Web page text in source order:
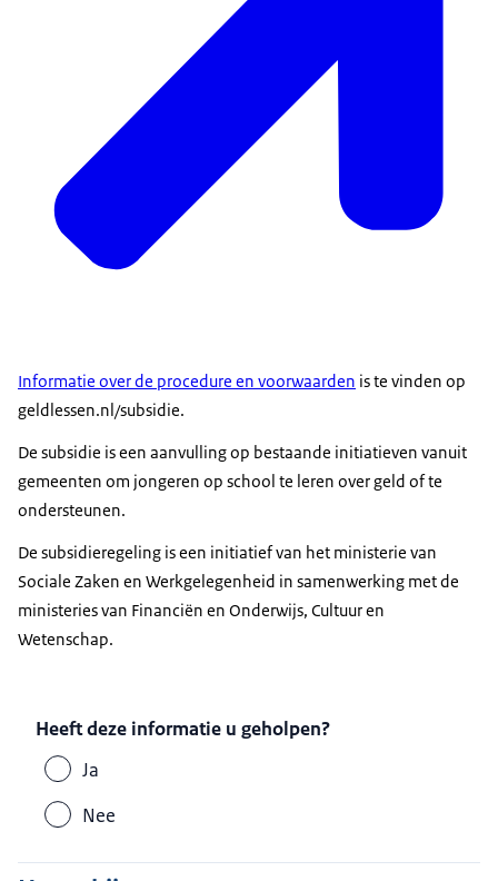
Informatie over de procedure en voorwaarden is te vinden op
geldlessen.nl/subsidie.
De subsidie is een aanvulling op bestaande initiatieven vanuit
gemeenten om jongeren op school te leren over geld of te
ondersteunen.
De subsidieregeling is een initiatief van het ministerie van
Sociale Zaken en Werkgelegenheid in samenwerking met de
ministeries van Financiën en Onderwijs, Cultuur en
Wetenschap.
Heeft deze informatie u geholpen?
Ja
Nee